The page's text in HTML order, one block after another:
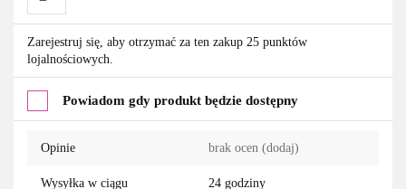
Do
Zarejestruj się, aby otrzymać za ten zakup 25 punktów
lojalnościowych.
Powiadom gdy produkt będzie dostępny
Opinie brak ocen (dodaj)
Wysyłka w ciągu 24 godziny